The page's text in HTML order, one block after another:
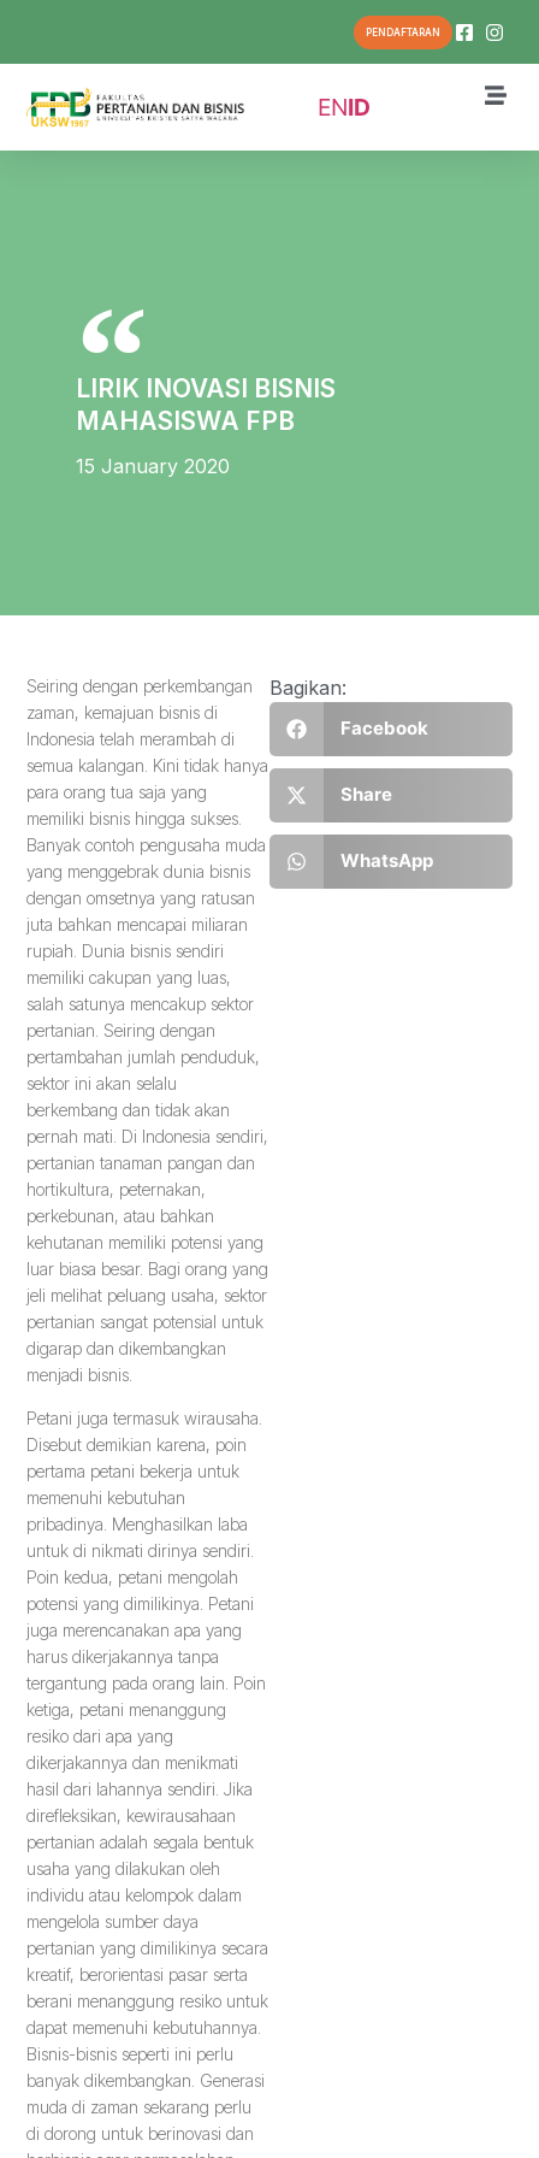
PENDAFTARAN
ENID
LIRIK INOVASI BISNIS
MAHASISWA FPB
15 January 2020
Seiring dengan perkembangan
zaman, kemajuan bisnis di
Indonesia telah merambah di
semua kalangan. Kini tidak hanya
para orang tua saja yang
memiliki bisnis hingga sukses.
Banyak contoh pengusaha muda
yang menggebrak dunia bisnis
dengan omsetnya yang ratusan
juta bahkan mencapai miliaran
rupiah. Dunia bisnis sendiri
memiliki cakupan yang luas,
salah satunya mencakup sektor
pertanian. Seiring dengan
pertambahan jumlah penduduk,
sektor ini akan selalu
berkembang dan tidak akan
pernah mati. Di Indonesia sendiri,
pertanian tanaman pangan dan
hortikultura, peternakan,
perkebunan, atau bahkan
kehutanan memiliki potensi yang
luar biasa besar. Bagi orang yang
jeli melihat peluang usaha, sektor
pertanian sangat potensial untuk
digarap dan dikembangkan
menjadi bisnis.
Petani juga termasuk wirausaha.
Disebut demikian karena, poin
pertama petani bekerja untuk
memenuhi kebutuhan
pribadinya. Menghasilkan laba
untuk di nikmati dirinya sendiri.
Poin kedua, petani mengolah
potensi yang dimilikinya. Petani
juga merencanakan apa yang
harus dikerjakannya tanpa
tergantung pada orang lain. Poin
ketiga, petani menanggung
resiko dari apa yang
dikerjakannya dan menikmati
hasil dari lahannya sendiri. Jika
direfleksikan, kewirausahaan
pertanian adalah segala bentuk
usaha yang dilakukan oleh
individu atau kelompok dalam
mengelola sumber daya
pertanian yang dimilikinya secara
kreatif, berorientasi pasar serta
berani menanggung resiko untuk
dapat memenuhi kebutuhannya.
Bisnis-bisnis seperti ini perlu
banyak dikembangkan. Generasi
muda di zaman sekarang perlu
di dorong untuk berinovasi dan
Bagikan:
Facebook
Share
WhatsApp